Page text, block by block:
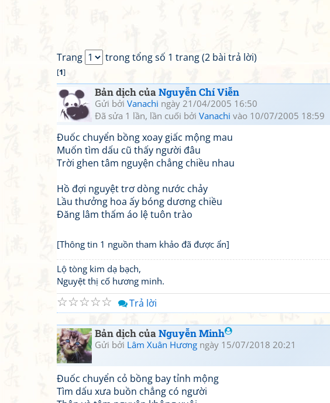
Trang trong tổng số 1 trang (2 bài trả lời)
[1]
Bản dịch củaNguyễn Chí Viễn
Gửi bởi Vanachi ngày 21/04/2005 16:50
Đã sửa 1 lần, lần cuối bởi Vanachi vào 10/07/2005 18:59
Đuốc chuyển bồng xoay giấc mộng mau
Muốn tìm dấu cũ thấy người đâu
Trời ghen tâm nguyện chẳng chiều nhau
Hồ đợi nguyệt trơ dòng nước chảy
Lầu thưởng hoa ấy bóng dương chiều
Đăng lâm thấm áo lệ tuôn trào
[Thông tin 1 nguồn tham khảo đã được ẩn]
Lộ tòng kim dạ bạch,
Nguyệt thị cố hương minh.
☆
☆
☆
☆
☆ Trả lời
Bản dịch củaNguyễn Minh
Gửi bởi Lâm Xuân Hương ngày 15/07/2018 20:21
Đuốc chuyển cỏ bồng bay tỉnh mộng
Tìm dấu xưa buồn chẳng có người